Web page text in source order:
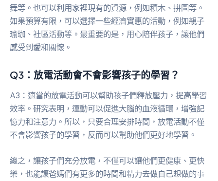
舞等。也可以利用家裡現有的資源，例如積木、拼圖等。
如果預算有限，可以選擇一些經濟實惠的活動，例如親子
瑜珈、社區活動等。最重要的是，用心陪伴孩子，讓他們
感受到愛和關懷。
Q3：放電活動會不會影響孩子的學習？
A3：適當的放電活動可以幫助孩子們釋放壓力，提高學習
效率。研究表明，運動可以促進大腦的血液循環，增強記
憶力和注意力。所以，只要合理安排時間，放電活動不僅
不會影響孩子的學習，反而可以幫助他們更好地學習。
總之，讓孩子們充分放電，不僅可以讓他們更健康、更快
樂，也能讓爸媽們有更多的時間和精力去做自己想做的事